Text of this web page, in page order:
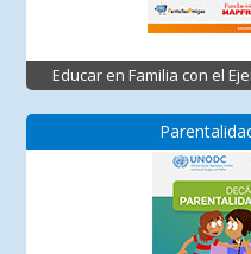
Educar en Familia con el